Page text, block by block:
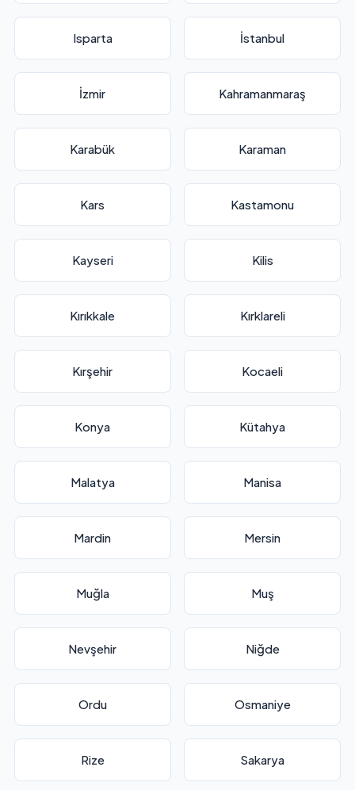
Isparta İstanbul
İzmir Kahramanmaraş
Karabük Karaman
Kars Kastamonu
Kayseri Kilis
Kırıkkale Kırklareli
Kırşehir Kocaeli
Konya Kütahya
Malatya Manisa
Mardin Mersin
Muğla Muş
Nevşehir Niğde
Ordu Osmaniye
Rize Sakarya